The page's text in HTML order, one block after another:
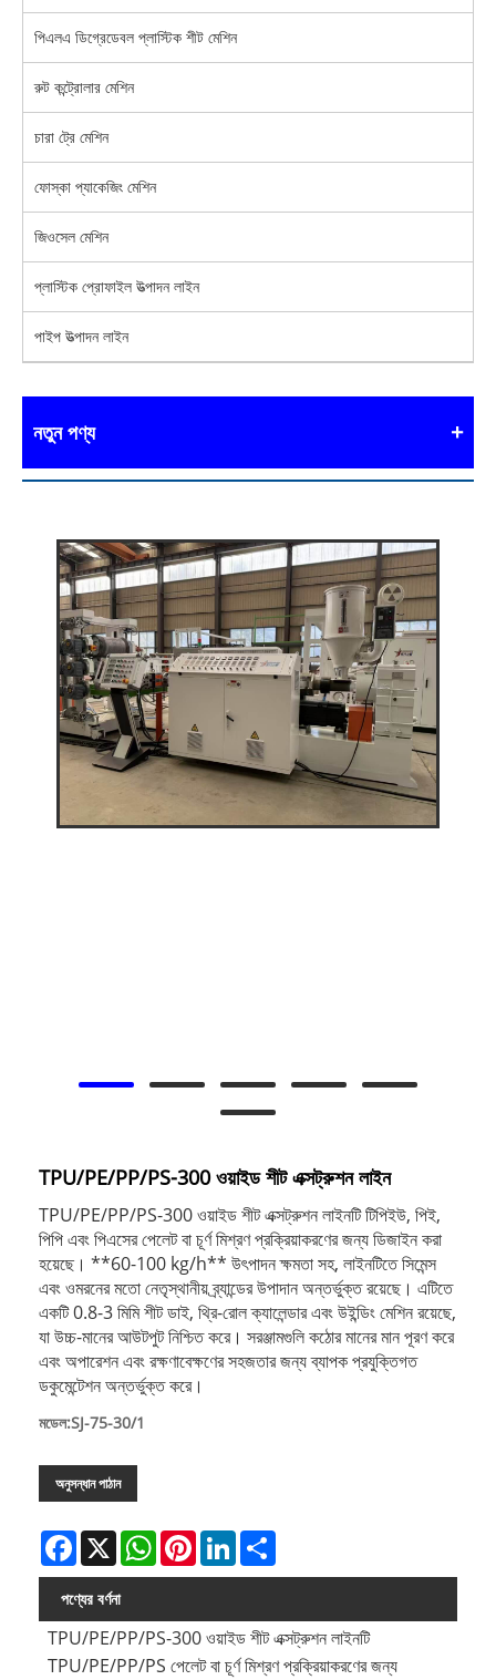
পিএলএ ডিগ্রেডেবল প্লাস্টিক শীট মেশিন
রুট কন্ট্রোলার মেশিন
চারা ট্রে মেশিন
ফোস্কা প্যাকেজিং মেশিন
জিওসেল মেশিন
প্লাস্টিক প্রোফাইল উত্পাদন লাইন
পাইপ উত্পাদন লাইন
নতুন পণ্য
TPU/PE/PP/PS-300 ওয়াইড শীট এক্সট্রুশন লাইন
TPU/PE/PP/PS-300 ওয়াইড শীট এক্সট্রুশন লাইনটি টিপিইউ, পিই,
পিপি এবং পিএসের পেলেট বা চূর্ণ মিশ্রণ প্রক্রিয়াকরণের জন্য ডিজাইন করা
হয়েছে। **60-100 kg/h** উৎপাদন ক্ষমতা সহ, লাইনটিতে সিমেন্স
এবং ওমরনের মতো নেতৃস্থানীয় ব্র্যান্ডের উপাদান অন্তর্ভুক্ত রয়েছে। এটিতে
একটি 0.8-3 মিমি শীট ডাই, থ্রি-রোল ক্যালেন্ডার এবং উইন্ডিং মেশিন রয়েছে,
যা উচ্চ-মানের আউটপুট নিশ্চিত করে। সরঞ্জামগুলি কঠোর মানের মান পূরণ করে
এবং অপারেশন এবং রক্ষণাবেক্ষণের সহজতার জন্য ব্যাপক প্রযুক্তিগত
ডকুমেন্টেশন অন্তর্ভুক্ত করে।
মডেল:SJ-75-30/1
অনুসন্ধান পাঠান
Facebook
X WhatsAppPinterestLinkedIn
পণ্যের বর্ণনা
TPU/PE/PP/PS-300 ওয়াইড শীট এক্সট্রুশন লাইনটি
TPU/PE/PP/PS পেলেট বা চূর্ণ মিশ্রণ প্রক্রিয়াকরণের জন্য